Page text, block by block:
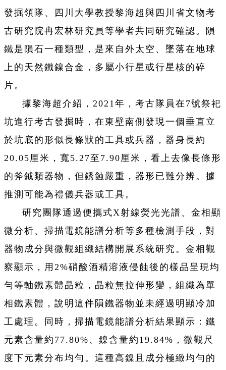
發掘領隊、四川大學教授黎海超與四川省文物考
古研究院冉宏林研究員等學者共同研究確認。隕
鐵是隕石一種類型，是來自外太空、墜落在地球
上的天然鐵鎳合金，多屬小行星或行星核的碎
片。
據黎海超介紹，2021年，考古隊員在7號祭祀
坑進行考古發掘時，在東壁南側發現一個垂直立
於坑底的形似長條狀的工具或兵器，器身長約
20.05厘米，寬5.27至7.90厘米，看上去像長條形
的斧鉞類器物，但銹蝕嚴重，器形已難分辨。據
推測可能為禮儀兵器或工具。
研究團隊通過便攜式X射線熒光光譜、金相顯
微分析、掃描電鏡能譜分析等多種檢測手段，對
器物成分與微觀組織結構開展系統研究。金相觀
察顯示，用2%硝酸酒精溶液侵蝕後的樣品呈現均
勻等軸鐵素體晶粒，晶粒無拉伸形變，組織為單
相鐵素體，說明這件隕鐵器物並未經過明顯冷加
工處理。同時，掃描電鏡能譜分析結果顯示：鐵
元素含量約77.80%、鎳含量約19.84%，微觀尺
度下元素分布均勻。這種高鎳且成分極緻均勻的